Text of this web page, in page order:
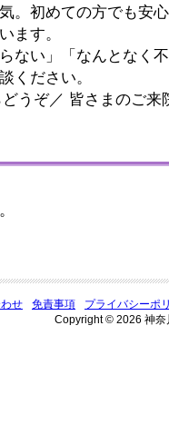
。初めての方でも安
ます。
ない」「なんとなく
ください。
うぞ／ 皆さまのご来
せ 免責事項
プライバシーポ
Copyright © 2026 神奈